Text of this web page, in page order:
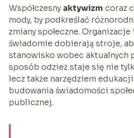
Współczesny aktywizm coraz
mody, by podkreślać
zmiany społeczne.
świadomie dobierają stroje,
stanowisko wobec aktualnych
sposób odzież staje się nie
lecz także narzędziem
budowania świadomości
publicznej.